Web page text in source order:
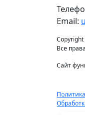
Email:
Все
Сайт